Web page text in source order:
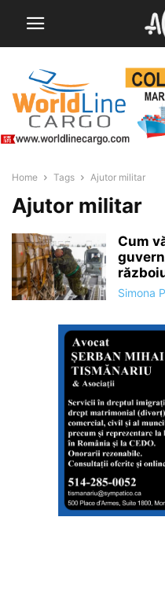
Home Tags Ajutor militar
Ajutor militar
Cum
Simona